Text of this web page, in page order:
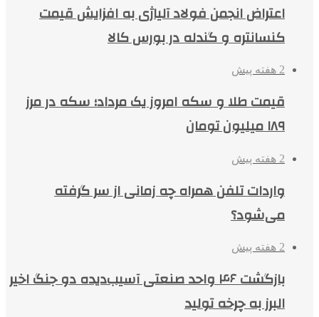
اعتراض انجمن فولاد آلیاژی به افزایش قیمت
کنسانتره و گندله در بورس کالا
2 هفته پیش
قیمت طلا و سکه امروز یک مرداد؛ سکه در مرز
۱۸۹ میلیون تومان
2 هفته پیش
واردات تلفن همراه چه زمانی از سر گرفته
می‌شود؟
2 هفته پیش
بازگشت ۴۶ واحد صنعتی آسیب‌دیده دو جنگ اخیر
البرز به چرخه تولید